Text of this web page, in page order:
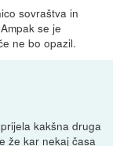
sovraštva in
se je
ne bo opazil.
kakšna druga
že kar nekaj časa